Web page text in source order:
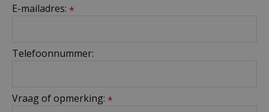
E-mailadres: *
Telefoonnummer:
Vraag of opmerking: *